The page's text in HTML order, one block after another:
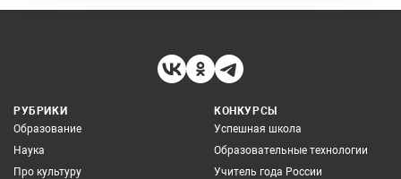
РУБРИКИ
Образование
Наука
Про культуру
КОНКУРСЫ
Успешная школа
Образовательные технологии
Учитель года России